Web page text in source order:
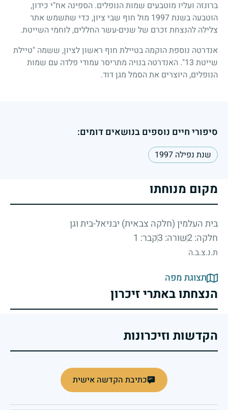
ברונזה ועליו מוטבעים שמות הנופלים. הספינה אח"י כידון,
הוטבעה בשנת 1997 מול חוף שבי ציון, כדי שתשמש אתר
צלילה להנצחת זכרם של שנים-עשר החללים, לוחמי השייטת.
אנדרטה נוספת הוקמה בטיילת חוף ראשון לציון, ששמה "טיילת
שייטת 13". האנדרטה בנויה מתריסר עמודי פלדה עם שמות
הנופלים, היוצרים את הסמל מגן דוד.
סיפורי חיים נוספים בנושאים דומים:
שנת נפילה 1997
מקום מנוחתו
בית העלמין (חלקה צבאית) יבניאל-בית וגן
חלקה: 2
שורה: 3 קבר: 1
ת.נ.צ.ב.ה
תצוגת מפה
הנצחתו באתרי זיכרון
הקדשות וזיכרונות
כתיבת הקדשה אישית